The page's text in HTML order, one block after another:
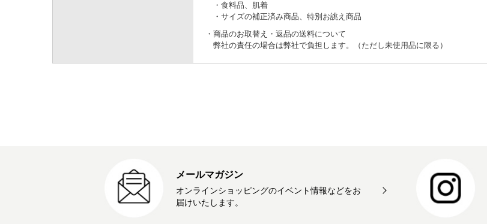
食料品、肌着
サイズの補正済み商品、特別お誂え商品
商品のお取替え・返品の送料について
弊社の責任の場合は弊社で負担します。（ただし未使用品に限る）
メールマガジン
オンラインショッピングのイベント情報などをお
届けいたします。